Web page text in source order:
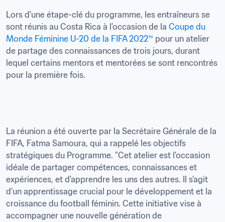
Lors d'une étape-clé du programme, les entraîneurs se
sont réunis au Costa Rica à l'occasion de la Coupe du
Monde Féminine U-20 de la FIFA 2022™ pour un atelier
de partage des connaissances de trois jours, durant
lequel certains mentors et mentorées se sont rencontrés
pour la première fois.
La réunion a été ouverte par la Secrétaire Générale de la
FIFA, Fatma Samoura, qui a rappelé les objectifs
stratégiques du Programme. "Cet atelier est l'occasion
idéale de partager compétences, connaissances et
expériences, et d'apprendre les uns des autres. Il s'agit
d'un apprentissage crucial pour le développement et la
croissance du football féminin. Cette initiative vise à
accompagner une nouvelle génération de